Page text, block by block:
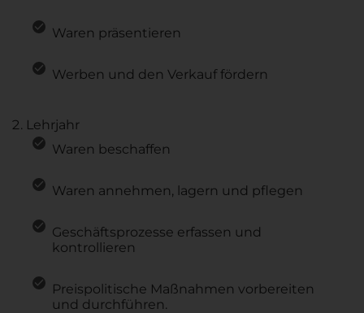
Waren präsentieren
Werben und den Verkauf fördern
Lehrjahr
Waren beschaffen
Waren annehmen, lagern und pflegen
Geschäftsprozesse erfassen und
kontrollieren
Preispolitische Maßnahmen vorbereiten
und durchführen.